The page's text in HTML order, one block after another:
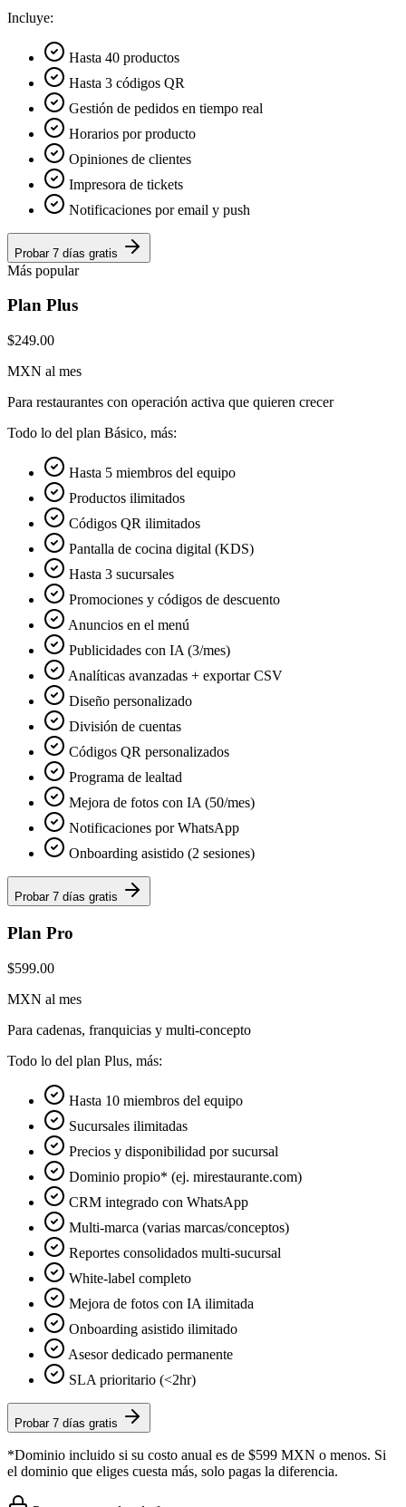
Incluye:
Hasta 40 productos
Hasta 3 códigos QR
Gestión de pedidos en tiempo real
Horarios por producto
Opiniones de clientes
Impresora de tickets
Notificaciones por email y push
Probar 7 días gratis
Más popular
Plan Plus
$249.00
MXN al mes
Para restaurantes con operación activa que quieren crecer
Todo lo del plan Básico, más:
Hasta 5 miembros del equipo
Productos ilimitados
Códigos QR ilimitados
Pantalla de cocina digital (KDS)
Hasta 3 sucursales
Promociones y códigos de descuento
Anuncios en el menú
Publicidades con IA (3/mes)
Analíticas avanzadas + exportar CSV
Diseño personalizado
División de cuentas
Códigos QR personalizados
Programa de lealtad
Mejora de fotos con IA (50/mes)
Notificaciones por WhatsApp
Onboarding asistido (2 sesiones)
Probar 7 días gratis
Plan Pro
$599.00
MXN al mes
Para cadenas, franquicias y multi-concepto
Todo lo del plan Plus, más:
Hasta 10 miembros del equipo
Sucursales ilimitadas
Precios y disponibilidad por sucursal
Dominio propio* (ej. mirestaurante.com)
CRM integrado con WhatsApp
Multi-marca (varias marcas/conceptos)
Reportes consolidados multi-sucursal
White-label completo
Mejora de fotos con IA ilimitada
Onboarding asistido ilimitado
Asesor dedicado permanente
SLA prioritario (<2hr)
Probar 7 días gratis
*Dominio incluido si su costo anual es de $599 MXN o menos. Si
el dominio que eliges cuesta más, solo pagas la diferencia.